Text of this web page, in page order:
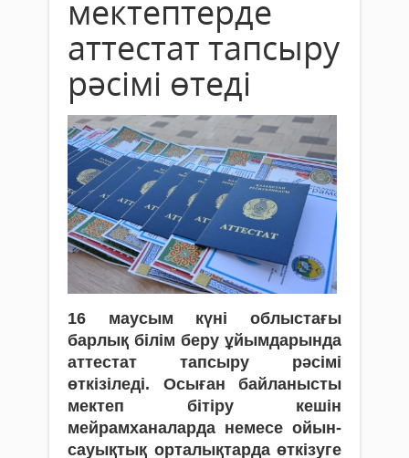
мектептерде
аттестат тапсыру
рәсімі өтеді
16 маусым күні облыстағы
барлық білім беру ұйымдарында
аттестат тапсыру рәсімі
өткізіледі. Осыған байланысты
мектеп бітіру кешін
мейрамханаларда немесе ойын-
сауықтық орталықтарда өткізуге